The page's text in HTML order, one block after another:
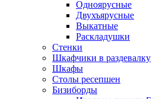
Одноярусные
Двухъярусные
Выкатные
Раскладушки
Стенки
Шкафчики в раздевалку
Шкафы
Столы ресепшен
Бизиборды